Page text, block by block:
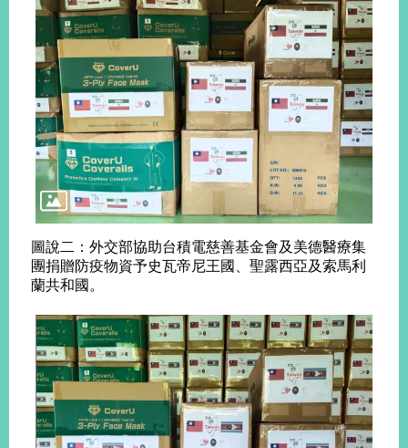
服
務
部
相
關
網
站
部
長
信
箱
粉
絲
專
頁
Instagram
X平台
(原推特)
YouTube
RSS
圖說二：外交部協助台積電慈善基金會及美德醫療集
團捐贈防疫物資予史瓦帝尼王國、聖露西亞及索馬利
蘭共和國。